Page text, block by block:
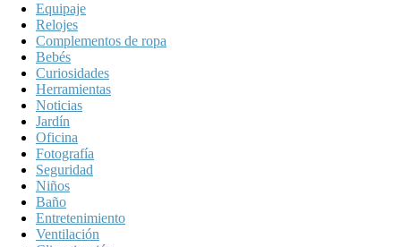
Equipaje
Relojes
Complementos de ropa
Bebés
Curiosidades
Herramientas
Noticias
Jardín
Oficina
Fotografía
Seguridad
Niños
Baño
Entretenimiento
Ventilación